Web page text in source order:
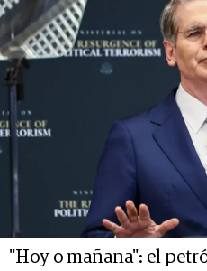
"Hoy o mañana": el